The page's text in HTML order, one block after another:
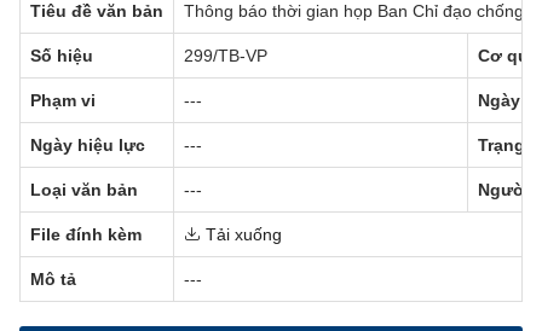
Tiêu đề văn bản
Thông báo thời gian họp Ban Chỉ đạo chống
Số hiệu 299/TB-VP Cơ
Phạm vi --- Ngày
Ngày hiệu lực --- Trạng
Loại văn bản --- Người
File đính kèm Tải xuống
Mô tả ---